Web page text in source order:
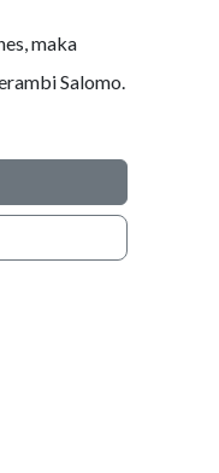
maka
Salomo.